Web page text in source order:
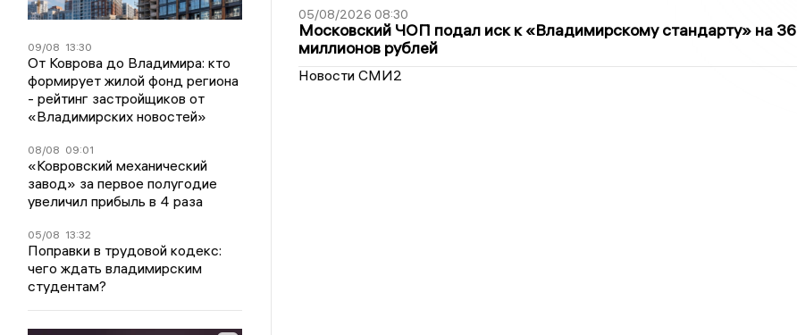
09/08 13:30
От Коврова до Владимира: кто
формирует жилой фонд региона
- рейтинг застройщиков от
«Владимирских новостей»
08/08 09:01
«Ковровский механический
завод» за первое полугодие
увеличил прибыль в 4 раза
05/08 13:32
Поправки в трудовой кодекс:
чего ждать владимирским
студентам?
05/08/2026 08:30
Московский ЧОП подал иск к «Владимирскому стандарту» на 36
миллионов рублей
Новости СМИ2